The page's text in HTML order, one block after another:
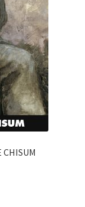
CHISUM